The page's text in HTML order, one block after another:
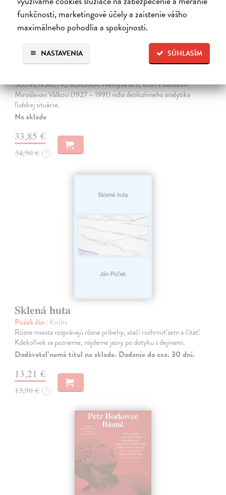
funkčnosti, marketingové účely a zaistenie vášho
maximálneho pohodlia a spokojnosti.
SÚHLASÍM
NASTAVENIA
Miluj ma ako naozaj
Válek Miroslav| Kniha
SLOVENSKÉHO KLASIKA. Nemýlia sa tí, ktorí v básnikovi
Miroslavovi Válkovi (1927 – 1991) vidia deziluzívneho analytika
ľudskej situácie.
Na sklade
33,85 €
34,90 € ?
Sklená huta
Púček Ján | Kniha
Rôzne miesta rozprávajú rôzne príbehy, stačí rozhrnúť zem a čítať.
Kdekoľvek sa pozrieme, nájdeme jazvy po dotyku s dejinami.
Dodávateľ nemá titul na sklade. Dodanie do cca. 30 dní.
13,21 €
13,90 € ?